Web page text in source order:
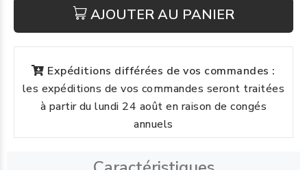
AJOUTER AU PANIER
Expéditions différées de vos commandes :
les expéditions de vos commandes seront traitées
à partir du lundi 24 août en raison de congés
annuels